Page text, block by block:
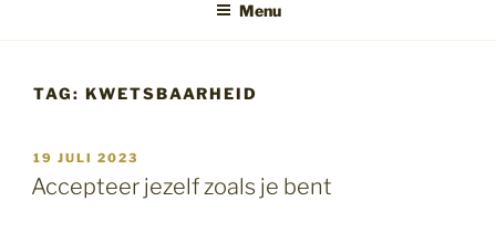
Menu
TAG: KWETSBAARHEID
GEPLAATST
OP
19 JULI 2023
Accepteer jezelf zoals je bent